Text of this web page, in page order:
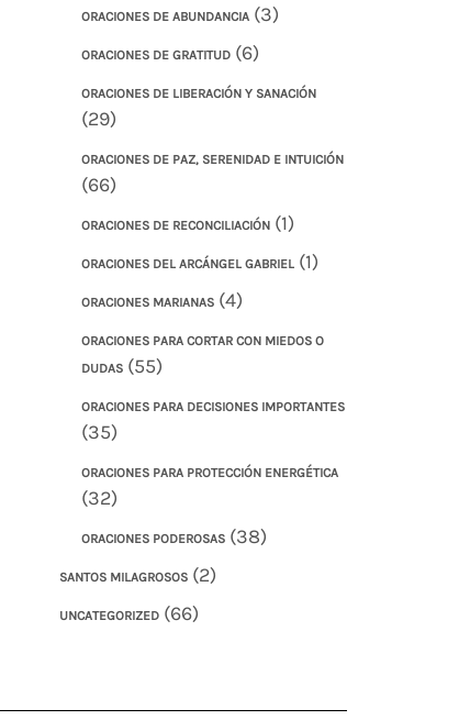
ORACIONES DE ABUNDANCIA(3)
ORACIONES DE GRATITUD(6)
ORACIONES DE LIBERACIÓN Y SANACIÓN
(29)
ORACIONES DE PAZ, SERENIDAD E INTUICIÓN
(66)
ORACIONES DE RECONCILIACIÓN(1)
ORACIONES DEL ARCÁNGEL GABRIEL(1)
ORACIONES MARIANAS(4)
ORACIONES PARA CORTAR CON MIEDOS O
DUDAS(55)
ORACIONES PARA DECISIONES IMPORTANTES
(35)
ORACIONES PARA PROTECCIÓN ENERGÉTICA
(32)
ORACIONES PODEROSAS(38)
SANTOS MILAGROSOS(2)
UNCATEGORIZED(66)